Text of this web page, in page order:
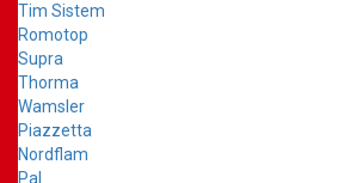
Tim Sistem
Romotop
Supra
Thorma
Wamsler
Piazzetta
Nordflam
Pal